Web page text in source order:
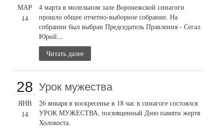
МАР
14
4 марта в молельном зале Воронежской синагоги
прошло общее отчетно-выборное собрание. На
собрании был выбран Председатель Правления - Сегал
Юрий...
Читать далее
28
ЯНВ
14
Урок мужества
26 января в воскресенье в 18 час в синагоге состоялся
УРОК МУЖЕСТВА, посвященный Дню памяти жертв
Холокоста.